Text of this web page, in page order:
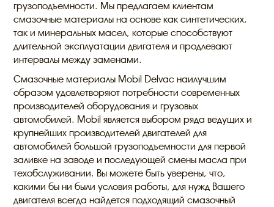
грузоподъемности. Мы предлагаем клиентам
смазочные материалы на основе как синтетических,
так и минеральных масел, которые способствуют
длительной эксплуатации двигателя и продлевают
интервалы между заменами.
Смазочные материалы Mobil Delvac наилучшим
образом удовлетворяют потребности современных
производителей оборудования и грузовых
автомобилей. Mobil является выбором ряда ведущих и
крупнейших производителей двигателей для
автомобилей большой грузоподъемности для первой
заливке на заводе и последующей смены масла при
техобслуживании. Вы можете быть уверены, что,
какими бы ни были условия работы, для нужд Вашего
двигателя всегда найдется подходящий смазочный